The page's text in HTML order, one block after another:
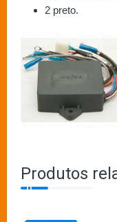
2 preto.
Produtos